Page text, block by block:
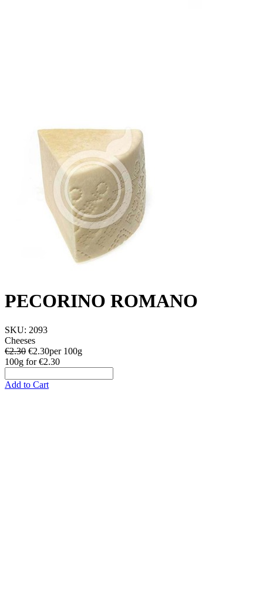
PECORINO ROMANO
SKU: 2093
Cheeses
€2.30 €2.30per 100g
100g for€2.30
Add to Cart